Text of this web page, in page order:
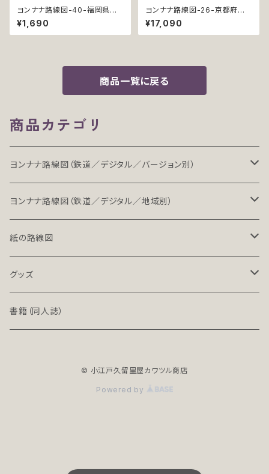
ヨンナナ路線図-40-福岡県の
鉄道 (Fukuoka / デジタル / L
T)
¥1,690
ヨンナナ路線図-26-京都府の
鉄道 (Kyoto / デジタル / PRO
-NC)
¥17,090
商品一覧に戻る
商品カテゴリ
ヨンナナ路線図（鉄道／デジタル／バージョン別）
LT（ライト）
LT-NC（ライト／ノンクレジット版）
PRO（プロ）
PRO-NC（プロ／ノンクレジット版）
ヨンナナ路線図（鉄道／デジタル／地域別）
北海道・東北地方の鉄道（デジタル）
関東地方の鉄道（デジタル）
中部地方の鉄道（デジタル）
紙の路線図
鉄道路線図
高速道路案内図
グッズ
文具（クリアファイル）
書籍（同人誌）
© 小江戸久留里屋カワツル商店
Powered by